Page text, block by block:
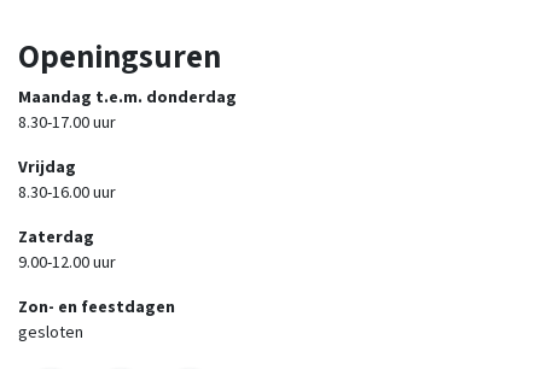
Openingsuren
Maandag t.e.m. donderdag
8.30-17.00 uur
Vrijdag
8.30-16.00 uur
Zaterdag
9.00-12.00 uur
Zon- en feestdagen
gesloten